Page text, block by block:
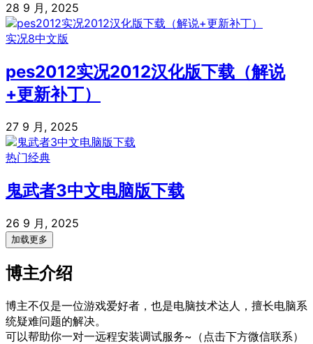
28 9 月, 2025
实况8中文版
pes2012实况2012汉化版下载（解说
+更新补丁）
27 9 月, 2025
热门经典
鬼武者3中文电脑版下载
26 9 月, 2025
加载更多
博主介绍
博主不仅是一位游戏爱好者，也是电脑技术达人，擅长电脑系
统疑难问题的解决。
可以帮助你一对一远程安装调试服务~（点击下方微信联系）